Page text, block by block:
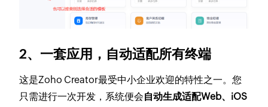
2、一套应用，自动适配所有终端
这是Zoho Creator最受中小企业欢迎的特性之一。您
只需进行一次开发，系统便会自动生成适配Web、iOS